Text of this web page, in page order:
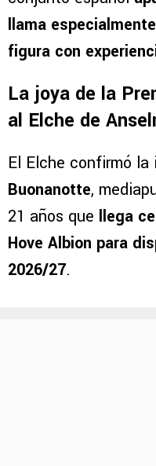
llama
figura con
La joya de la
al Elche de
El Elche confirmó la
Buonanotte,
21 años que llega
Hove Albion para
2026/27.